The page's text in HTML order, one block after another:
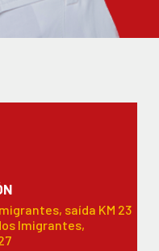
saída KM 23
Imigrantes,